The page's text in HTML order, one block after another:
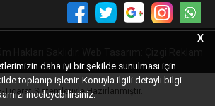
X
daha iyi bir şekilde sunulması için
toplanıp işlenir. Konuyla ilgili detaylı bilgi
inceleyebilirsiniz.
Hakları Saklıdır. Web Tasarım: Çizgi Reklam
TicaretSistemleriyle Hazırlanmıştır.